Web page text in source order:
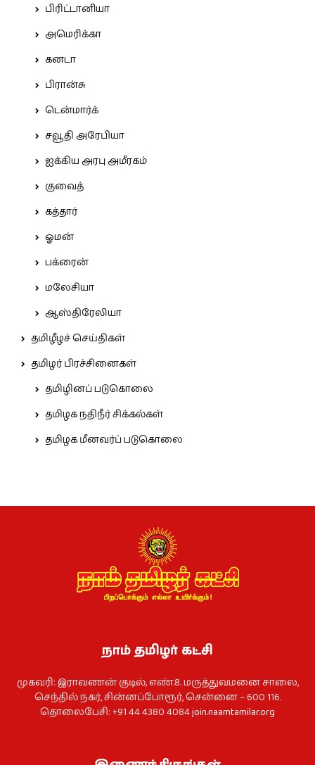
பிரிட்டானியா
அமெரிக்கா
கனடா
பிரான்சு
டென்மார்க்
சவூதி அரேபியா
ஐக்கிய அரபு அமீரகம்
குவைத்
கத்தார்
ஓமன்
பக்ரைன்
மலேசியா
ஆஸ்திரேலியா
தமிழீழச் செய்திகள்
தமிழர் பிரச்சினைகள்
தமிழினப் படுகொலை
தமிழக நதிநீர் சிக்கல்கள்
தமிழக மீனவர்ப் படுகொலை
நாம் தமிழர் கட்சி
முகவரி: இராவணன் குடில், எண்.8. மருத்துவமனை சாலை,
செந்தில் நகர், சின்னப்போரூர், சென்னை – 600 116.
தொலைபேசி: +91 44 4380 4084join.naamtamilar.org